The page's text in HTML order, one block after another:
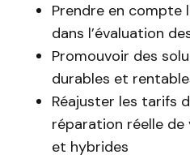
Prendre en compte
dans l’évaluation
Promouvoir des
durables et
Réajuster les tarifs
réparation réelle de
et hybrides